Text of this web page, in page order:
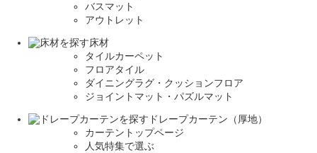
バスマット
アウトレット
床材
タイルカーペット
フロアタイル
ダイニングラグ・クッションフロア
ジョイントマット・パズルマット
ドレープカーテン（厚地）
カーテントップページ
人気特集で選ぶ